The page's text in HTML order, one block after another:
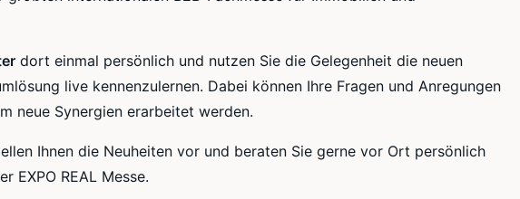
dort einmal persönlich und nutzen Sie die Gelegenheit die neuen
live kennenzulernen. Dabei können Ihre Fragen und Anregungen
neue Synergien erarbeitet werden.
Ihnen die Neuheiten vor und beraten Sie gerne vor Ort persönlich
EXPO REAL Messe.